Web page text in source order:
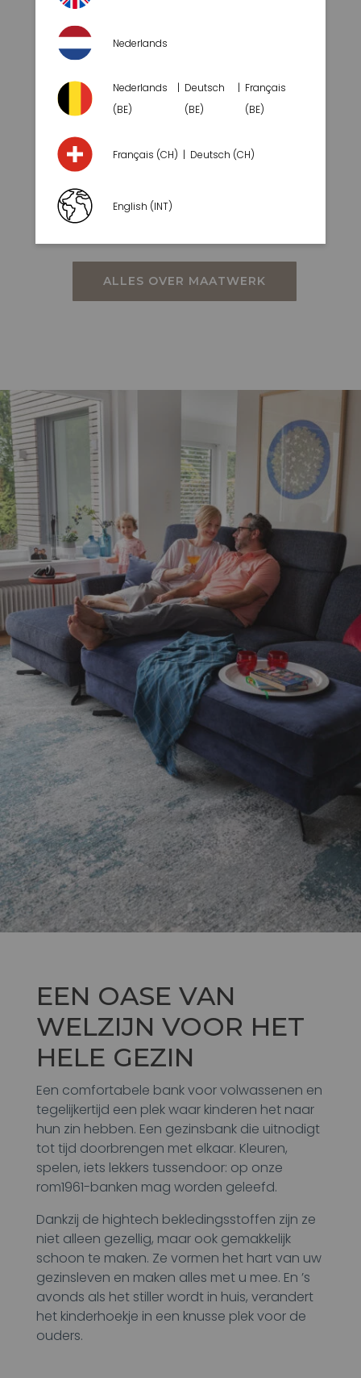
PRACHTIG DESIGN
ALLES OVER MAATWERK
EEN OASE VAN
WELZIJN VOOR HET
HELE GEZIN
Een comfortabele bank voor volwassenen en
tegelijkertijd een plek waar kinderen het naar
hun zin hebben. Een gezinsbank die uitnodigt
tot tijd doorbrengen met elkaar. Kleuren,
spelen, iets lekkers tussendoor: op onze
rom1961-banken mag worden geleefd.
Dankzij de hightech bekledingsstoffen zijn ze
niet alleen gezellig, maar ook gemakkelijk
schoon te maken. Ze vormen het hart van uw
gezinsleven en maken alles met u mee. En ’s
avonds als het stiller wordt in huis, verandert
het kinderhoekje in een knusse plek voor de
ouders.
Nederlands
Nederlands
(BE)
Deutsch
(BE)
Français
(BE)
Français (CH) Deutsch (CH)
English (INT)